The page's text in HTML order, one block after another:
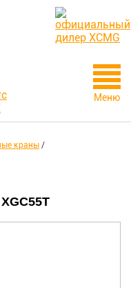
Меню
краны /